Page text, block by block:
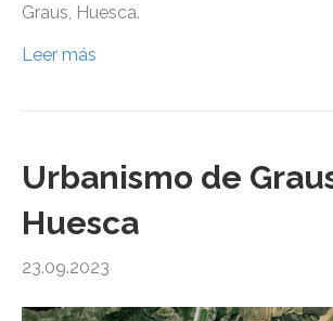
Graus, Huesca.
Leer más
Urbanismo de
Huesca
23.09.2023